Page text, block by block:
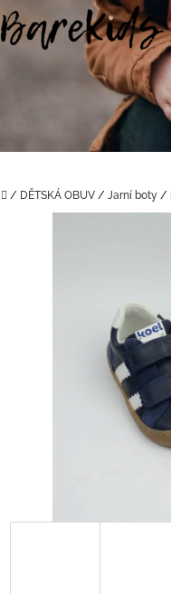
Domů
/ DĚTSKÁ OBUV / Jarní boty /